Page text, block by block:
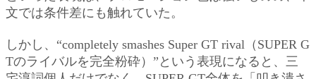
文では条件差にも触れていた。
しかし、“completely smashes Super GT rival（SUPER G
Tのライバルを完全粉砕）”という表現になると、三